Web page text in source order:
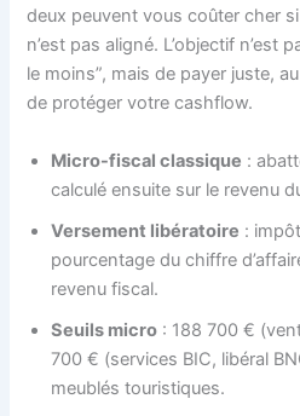
deux peuvent vous coûter cher
n’est pas aligné. L’objectif n’est
le moins”, mais de payer juste,
de protéger votre cashflow.
Micro-fiscal classique :
calculé ensuite sur le revenu
Versement libératoire :
pourcentage du chiffre
revenu fiscal.
Seuils micro : 188 700 €
700 € (services BIC, libéral
meublés touristiques.